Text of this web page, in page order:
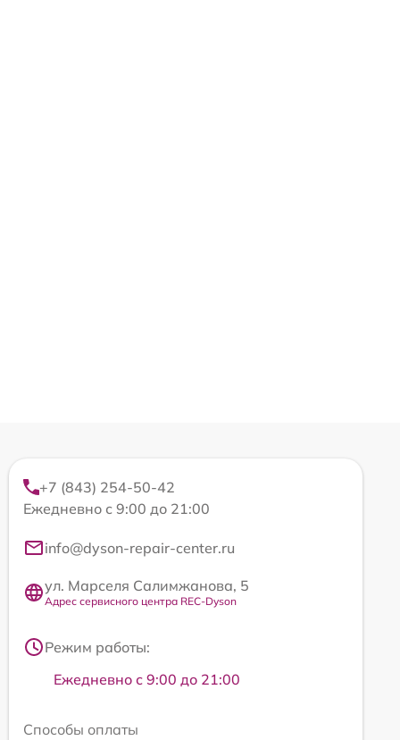
+7 (843) 254-50-42
Ежедневно с 9:00 до 21:00
info@dyson-repair-center.ru
ул. Марселя Салимжанова, 5
Адрес сервисного центра REC-Dyson
Режим работы:
Ежедневно с 9:00 до 21:00
Способы оплаты